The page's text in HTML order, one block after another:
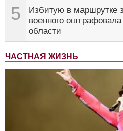
5
Избитую в маршрутке
военного
области
ЧАСТНАЯ ЖИЗНЬ